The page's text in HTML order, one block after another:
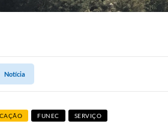
Notícia
FUNEC SERVIÇO